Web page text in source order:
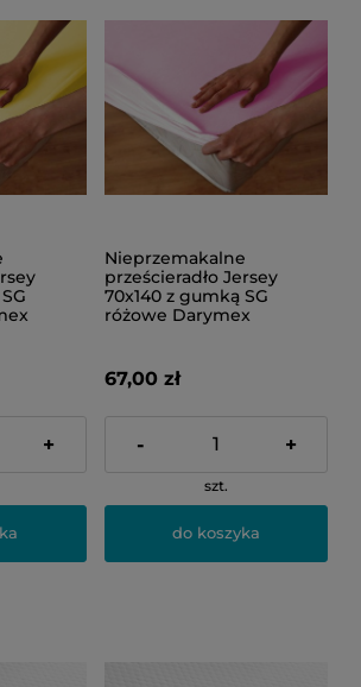
+
Nieprzemakalne
prześcieradło Jersey
70x140 z gumką SG
różowe Darymex
67,00 zł
- +
szt.
do koszyka